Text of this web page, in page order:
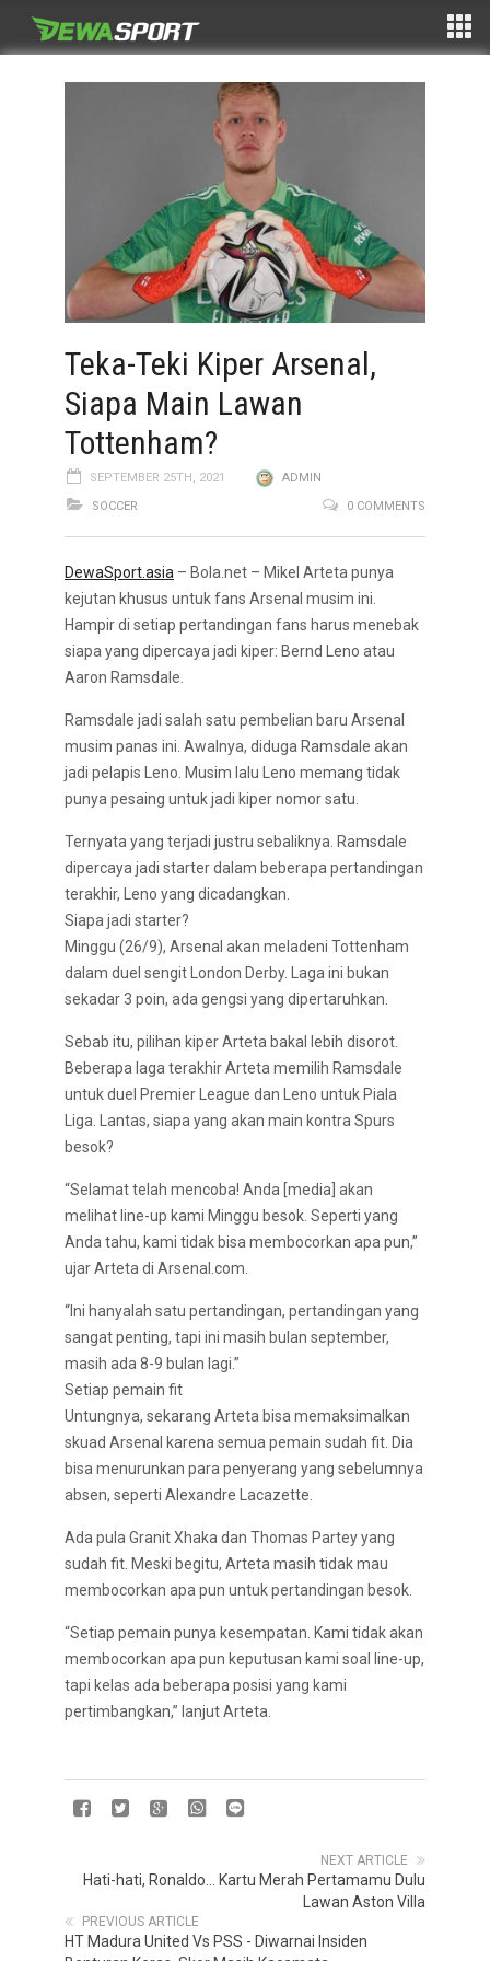
Teka-Teki Kiper Arsenal,
Siapa Main Lawan
Tottenham?
SEPTEMBER 25TH, 2021
ADMIN
SOCCER
0 COMMENTS
DewaSport.asia – Bola.net – Mikel Arteta punya
kejutan khusus untuk fans Arsenal musim ini.
Hampir di setiap pertandingan fans harus menebak
siapa yang dipercaya jadi kiper: Bernd Leno atau
Aaron Ramsdale.
Ramsdale jadi salah satu pembelian baru Arsenal
musim panas ini. Awalnya, diduga Ramsdale akan
jadi pelapis Leno. Musim lalu Leno memang tidak
punya pesaing untuk jadi kiper nomor satu.
Ternyata yang terjadi justru sebaliknya. Ramsdale
dipercaya jadi starter dalam beberapa pertandingan
terakhir, Leno yang dicadangkan.
Siapa jadi starter?
Minggu (26/9), Arsenal akan meladeni Tottenham
dalam duel sengit London Derby. Laga ini bukan
sekadar 3 poin, ada gengsi yang dipertaruhkan.
Sebab itu, pilihan kiper Arteta bakal lebih disorot.
Beberapa laga terakhir Arteta memilih Ramsdale
untuk duel Premier League dan Leno untuk Piala
Liga. Lantas, siapa yang akan main kontra Spurs
besok?
“Selamat telah mencoba! Anda [media] akan
melihat line-up kami Minggu besok. Seperti yang
Anda tahu, kami tidak bisa membocorkan apa pun,”
ujar Arteta di Arsenal.com.
“Ini hanyalah satu pertandingan, pertandingan yang
sangat penting, tapi ini masih bulan september,
masih ada 8-9 bulan lagi.”
Setiap pemain fit
Untungnya, sekarang Arteta bisa memaksimalkan
skuad Arsenal karena semua pemain sudah fit. Dia
bisa menurunkan para penyerang yang sebelumnya
absen, seperti Alexandre Lacazette.
Ada pula Granit Xhaka dan Thomas Partey yang
sudah fit. Meski begitu, Arteta masih tidak mau
membocorkan apa pun untuk pertandingan besok.
“Setiap pemain punya kesempatan. Kami tidak akan
membocorkan apa pun keputusan kami soal line-up,
tapi kelas ada beberapa posisi yang kami
pertimbangkan,” lanjut Arteta.
NEXT ARTICLE
Hati-hati, Ronaldo... Kartu Merah Pertamamu Dulu
Lawan Aston Villa
PREVIOUS ARTICLE
HT Madura United Vs PSS - Diwarnai Insiden